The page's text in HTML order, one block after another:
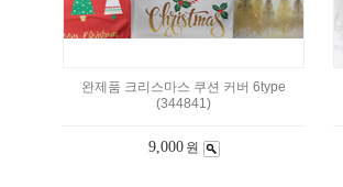
완제품 크리스마스 쿠션 커버 6type
(344841)
9,000 원